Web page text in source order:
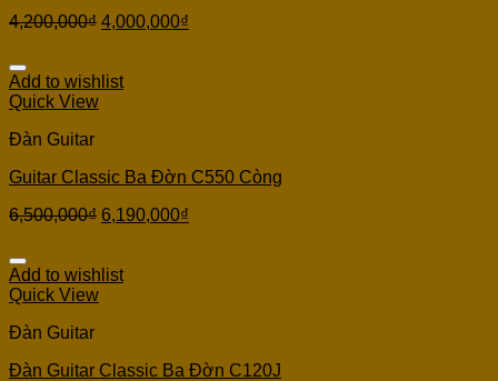
4,200,000₫ 4,000,000₫
Add to wishlist
Quick View
Đàn Guitar
Guitar Classic Ba Đờn C550 Còng
6,500,000₫ 6,190,000₫
Add to wishlist
Quick View
Đàn Guitar
Đàn Guitar Classic Ba Đờn C120J